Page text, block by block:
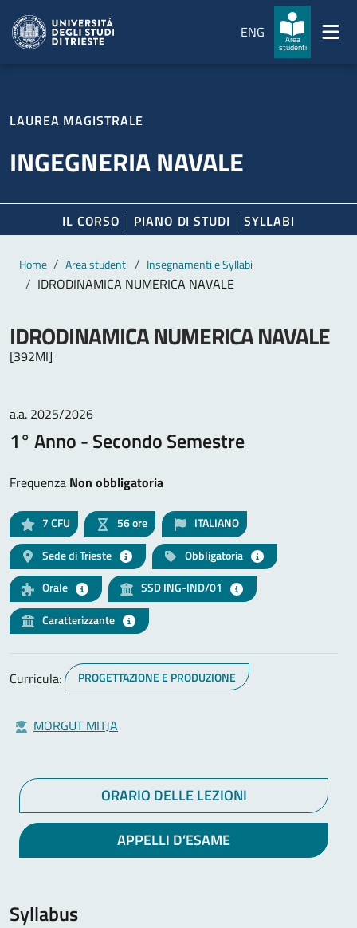
ENG
Area
studenti
LAUREA MAGISTRALE
INGEGNERIA NAVALE
IL CORSO PIANO DI STUDI SYLLABI
Contenuto principale
Breadcrumb
Home Area studenti Insegnamenti e Syllabi
IDRODINAMICA NUMERICA NAVALE
IDRODINAMICA NUMERICA NAVALE
[392MI]
a.a. 2025/2026
1° Anno - Secondo Semestre
Frequenza Non obbligatoria
7CFU 56 ore
ITALIANO
Sede di Trieste
Obbligatoria
Orale
SSD ING-IND/01
Caratterizzante
Curricula: PROGETTAZIONE E PRODUZIONE
MORGUT MITJA
ORARIO DELLE LEZIONI
APPELLI D’ESAME
Syllabus